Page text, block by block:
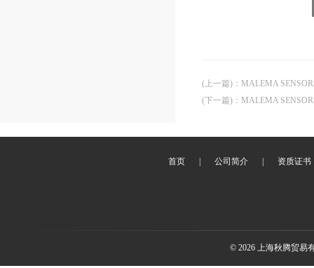
(上一篇) ： MALEMA
(下一篇) ： MALEMA
首页 公司简介 资质证书
© 2026 上海秋腾贸易